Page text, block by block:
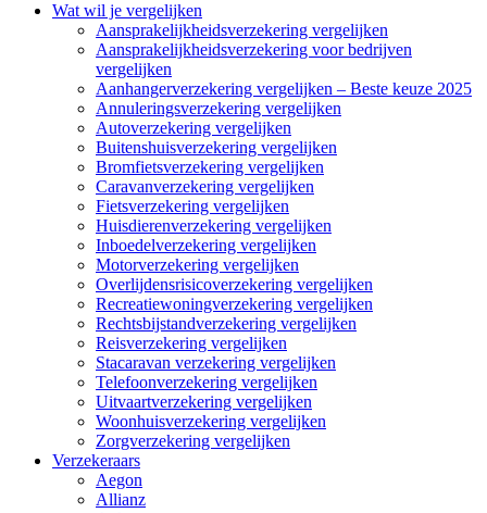
Wat wil je vergelijken
Aansprakelijkheidsverzekering vergelijken
Aansprakelijkheidsverzekering voor bedrijven
vergelijken
Aanhangerverzekering vergelijken – Beste keuze 2025
Annuleringsverzekering vergelijken
Autoverzekering vergelijken
Buitenshuisverzekering vergelijken
Bromfietsverzekering vergelijken
Caravanverzekering vergelijken
Fietsverzekering vergelijken
Huisdierenverzekering vergelijken
Inboedelverzekering vergelijken
Motorverzekering vergelijken
Overlijdensrisicoverzekering vergelijken
Recreatiewoningverzekering vergelijken
Rechtsbijstandverzekering vergelijken
Reisverzekering vergelijken
Stacaravan verzekering vergelijken
Telefoonverzekering vergelijken
Uitvaartverzekering vergelijken
Woonhuisverzekering vergelijken
Zorgverzekering vergelijken
Verzekeraars
Aegon
Allianz